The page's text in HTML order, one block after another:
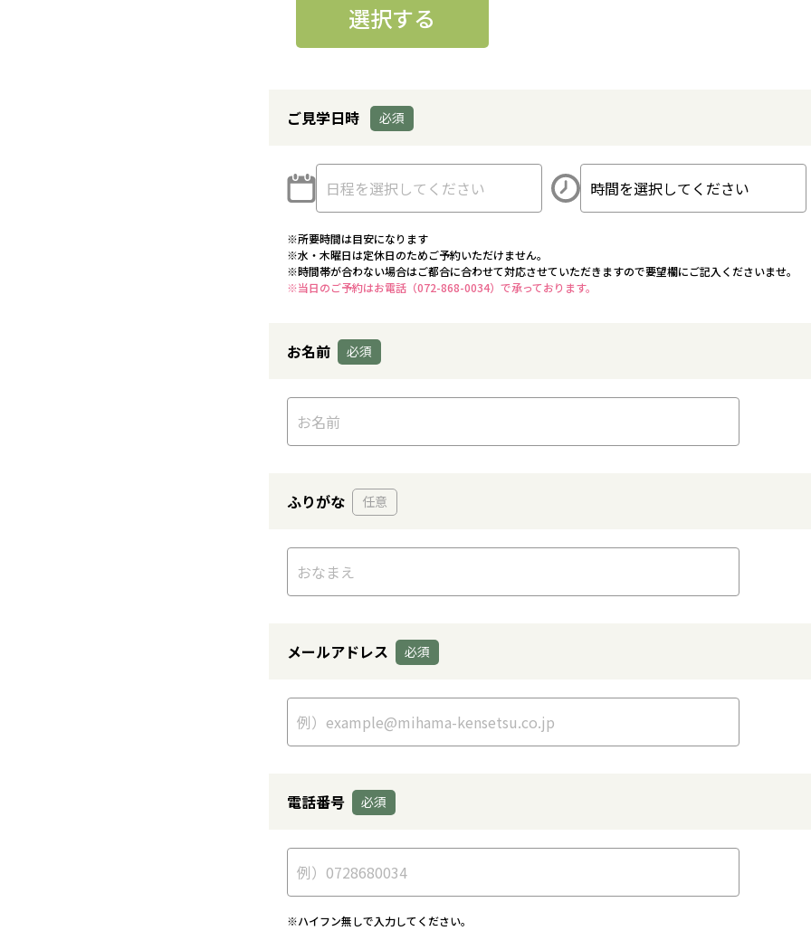
選択する
ご見学日時
※所要時間は目安になります
※水・木曜日は定休日のためご予約いただけません。
※時間帯が合わない場合はご都合に合わせて対応させていただきますので要望欄にご記入くださいませ。
※当日のご予約はお電話（072-868-0034）で承っております。
お名前
ふりがな
メールアドレス
電話番号
※ハイフン無しで入力してください。